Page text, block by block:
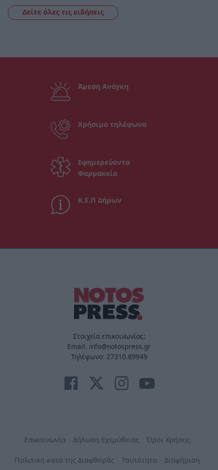
Δείτε όλες τις ειδήσεις
Άμεση Ανάγκη
Χρήσιμα τηλέφωνα
Εφημερεύοντα
Φαρμακεία
Κ.Ε.Π Δήμων
Στοιχεία επικοινωνίας:
Email. info@notospress.gr
Τηλέφωνο: 27310.89949
Επικοινωνία Δήλωση Εχεμύθειας Όροι Χρήσης
Πολιτική κατά της Διαφθοράς Ταυτότητα Διαφήμιση